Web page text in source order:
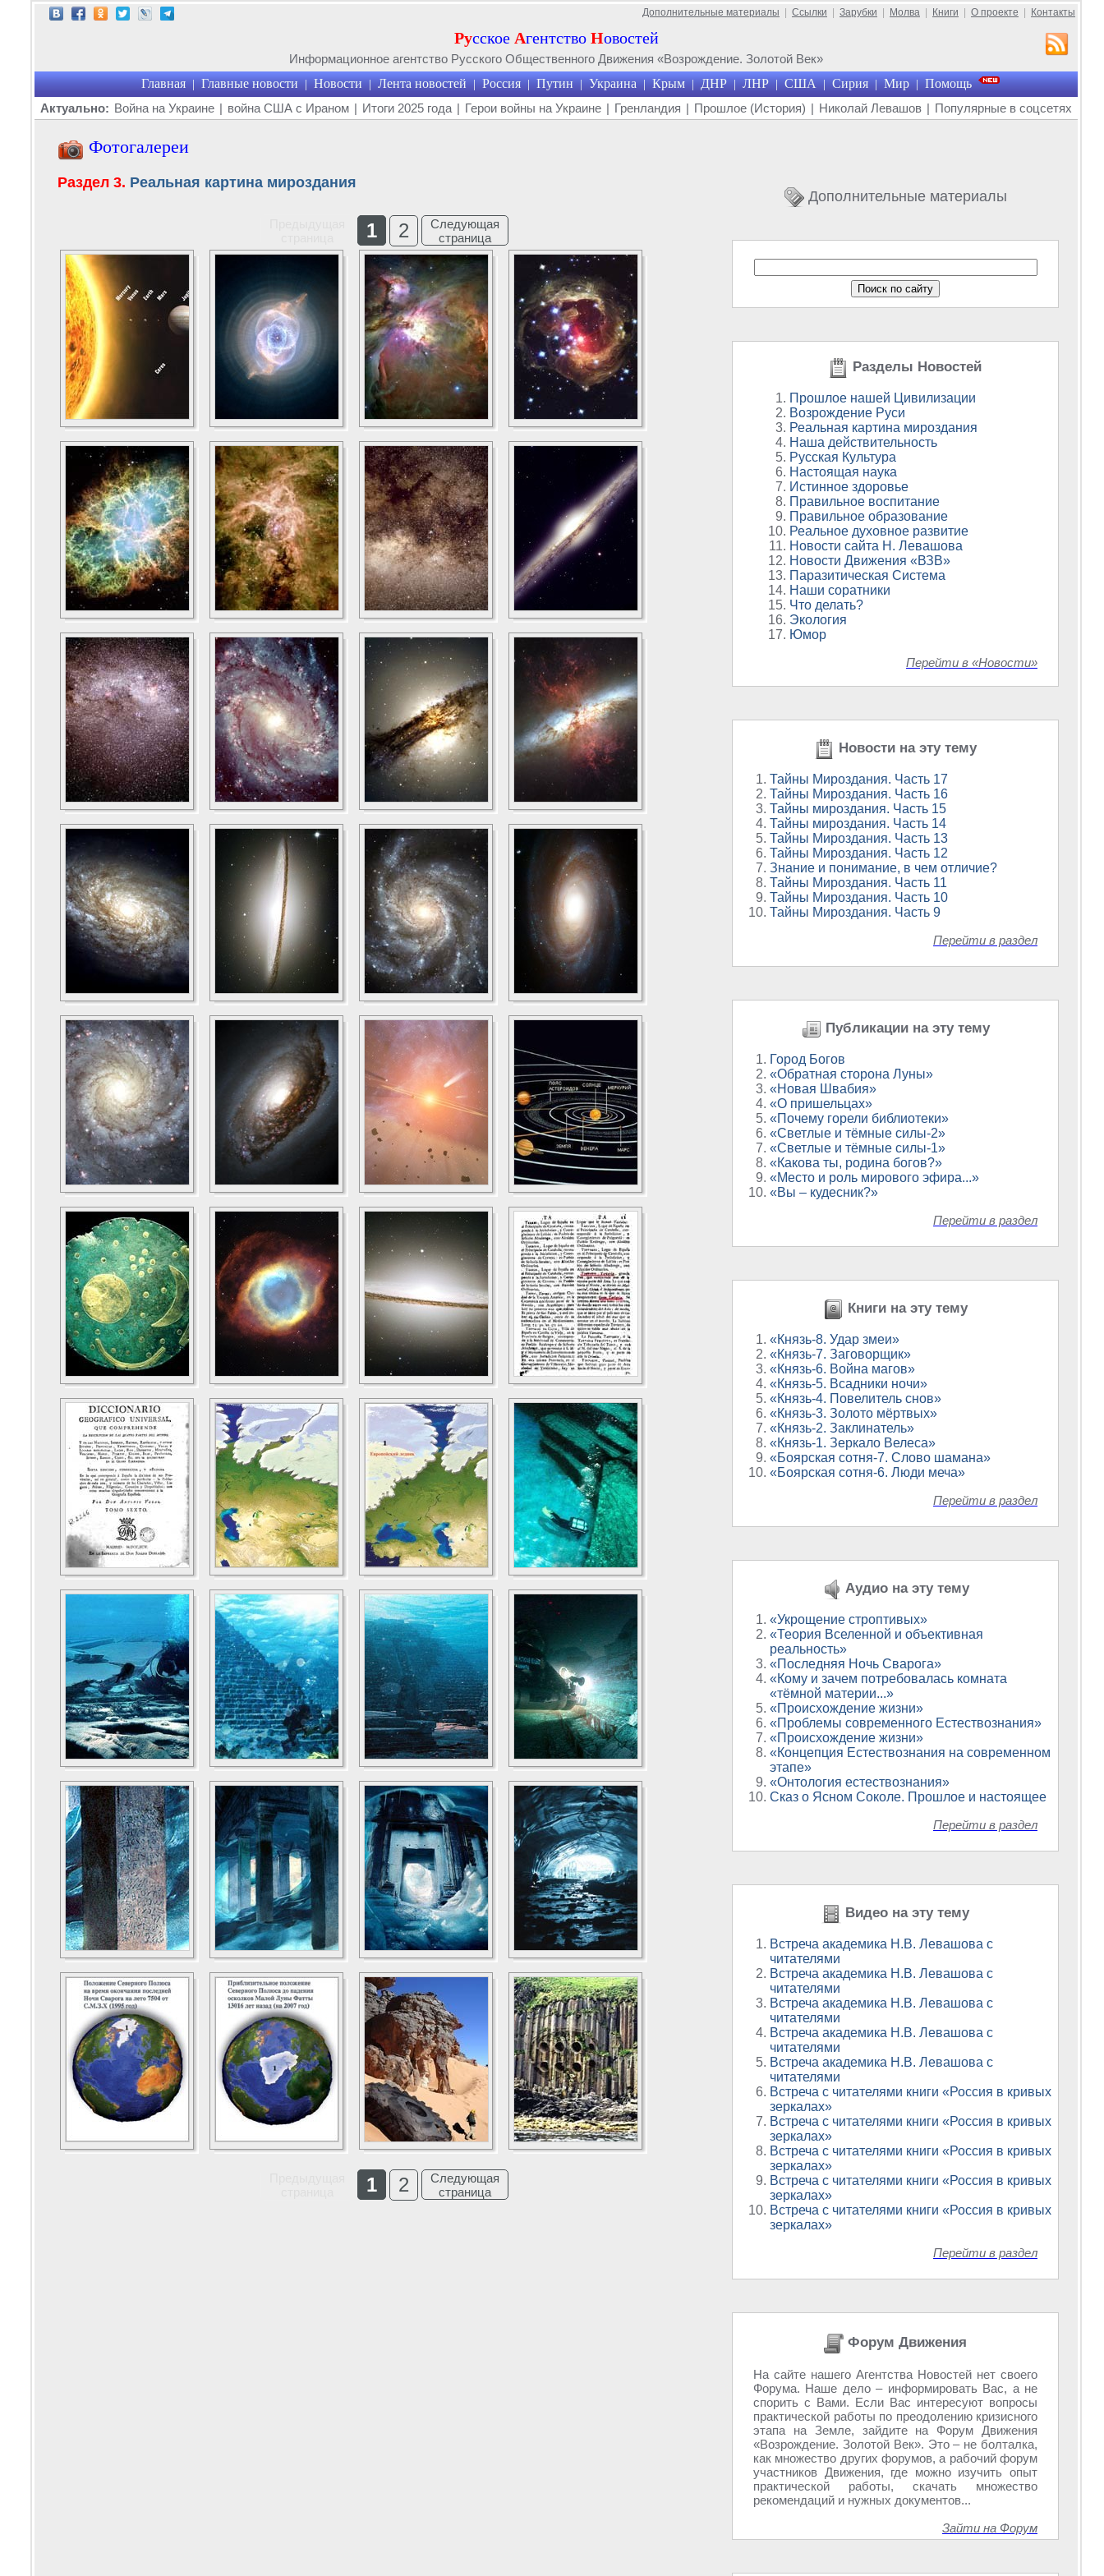
Дополнительные материалы Ссылки Зарубки Молва Книги О проекте Контакты
Русское Агентство Новостей
Информационное агентство Русского Общественного Движения «Возрождение. Золотой Век»
Главная | Главные новости | Новости | Лента новостей | Россия | Путин | Украина | Крым | ДНР | ЛНР | США | Сирия | Мир | Помощь
Актуально: Война на Украине | война США с Ираном | Итоги 2025 года | Герои войны на Украине | Гренландия | Прошлое (История) | Николай Левашов | Популярные в соцсетях
Фотогалереи
Раздел 3. Реальная картина мироздания
1 2
Следующая
страница
1 2
Следующая
страница
Дополнительные материалы
Разделы Новостей
Прошлое нашей Цивилизации
Возрождение Руси
Реальная картина мироздания
Наша действительность
Русская Культура
Настоящая наука
Истинное здоровье
Правильное воспитание
Правильное образование
Реальное духовное развитие
Новости сайта Н. Левашова
Новости Движения «ВЗВ»
Паразитическая Система
Наши соратники
Что делать?
Экология
Юмор
Перейти в «Новости»
Новости на эту тему
Тайны Мироздания. Часть 17
Тайны Мироздания. Часть 16
Тайны мироздания. Часть 15
Тайны мироздания. Часть 14
Тайны Мироздания. Часть 13
Тайны Мироздания. Часть 12
Знание и понимание, в чем отличие?
Тайны Мироздания. Часть 11
Тайны Мироздания. Часть 10
Тайны Мироздания. Часть 9
Перейти в раздел
Публикации на эту тему
Город Богов
«Обратная сторона Луны»
«Новая Швабия»
«О пришельцах»
«Почему горели библиотеки»
«Светлые и тёмные силы-2»
«Светлые и тёмные силы-1»
«Какова ты, родина богов?»
«Место и роль мирового эфира...»
«Вы – кудесник?»
Перейти в раздел
Книги на эту тему
«Князь-8. Удар змеи»
«Князь-7. Заговорщик»
«Князь-6. Война магов»
«Князь-5. Всадники ночи»
«Князь-4. Повелитель снов»
«Князь-3. Золото мёртвых»
«Князь-2. Заклинатель»
«Князь-1. Зеркало Велеса»
«Боярская сотня-7. Слово шамана»
«Боярская сотня-6. Люди меча»
Перейти в раздел
Аудио на эту тему
«Укрощение строптивых»
«Теория Вселенной и объективная
реальность»
«Последняя Ночь Сварога»
«Кому и зачем потребовалась комната
«тёмной материи...»
«Происхождение жизни»
«Проблемы современного Естествознания»
«Происхождение жизни»
«Концепция Естествознания на современном
этапе»
«Онтология естествознания»
Сказ о Ясном Соколе. Прошлое и настоящее
Перейти в раздел
Видео на эту тему
Встреча академика Н.В. Левашова с
читателями
Встреча академика Н.В. Левашова с
читателями
Встреча академика Н.В. Левашова с
читателями
Встреча академика Н.В. Левашова с
читателями
Встреча академика Н.В. Левашова с
читателями
Встреча с читателями книги «Россия в кривых
зеркалах»
Встреча с читателями книги «Россия в кривых
зеркалах»
Встреча с читателями книги «Россия в кривых
зеркалах»
Встреча с читателями книги «Россия в кривых
зеркалах»
Встреча с читателями книги «Россия в кривых
зеркалах»
Перейти в раздел
Форум Движения
На сайте нашего Агентства Новостей нет своего
Форума. Наше дело – информировать Вас, а не
спорить с Вами. Если Вас интересуют вопросы
практической работы по преодолению кризисного
этапа на Земле, зайдите на Форум Движения
«Возрождение. Золотой Век». Это – не болталка,
как множество других форумов, а рабочий форум
участников Движения, где можно изучить опыт
практической работы, скачать множество
рекомендаций и нужных документов...
Зайти на Форум